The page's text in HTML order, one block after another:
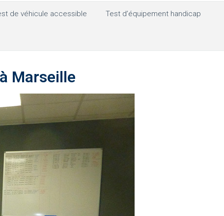
de véhicule accessible Test d’équipement handicap
Marseille